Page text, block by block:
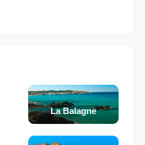
La Balagne